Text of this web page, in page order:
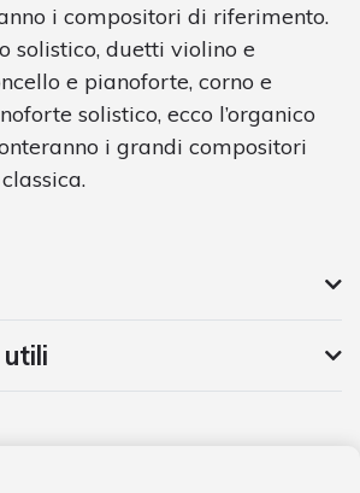
i compositori di riferimento.
solistico, duetti violino e
e pianoforte, corno e
solistico, ecco l’organico
i grandi compositori